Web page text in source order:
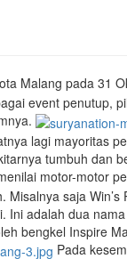
Malang pada 31
event penutup,
lagi mayoritas
tumbuh dan
motor-motor
saja
Ini adalah dua
bengkel Inspire
Pada